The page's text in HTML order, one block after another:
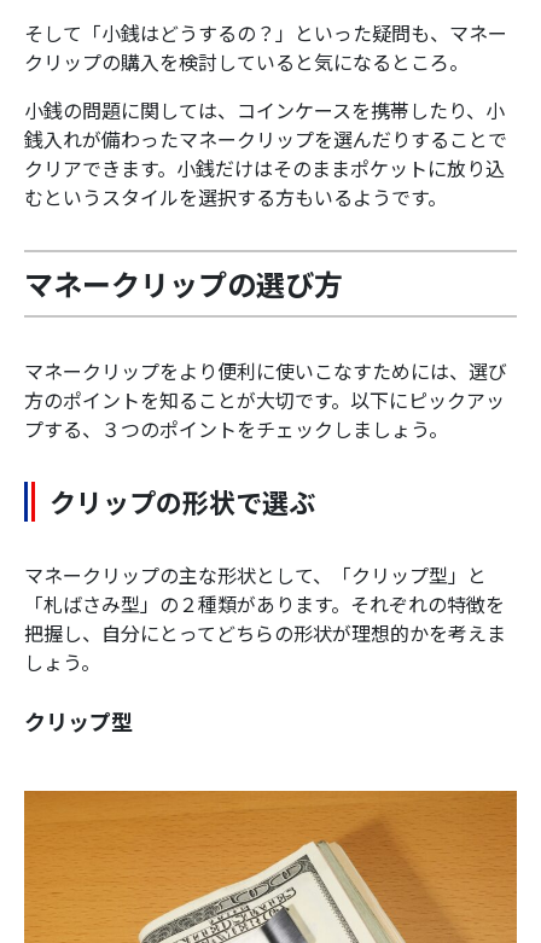
そして「小銭はどうするの？」といった疑問も、マネー
クリップの購入を検討していると気になるところ。
小銭の問題に関しては、コインケースを携帯したり、小
銭入れが備わったマネークリップを選んだりすることで
クリアできます。小銭だけはそのままポケットに放り込
むというスタイルを選択する方もいるようです。
マネークリップの選び方
マネークリップをより便利に使いこなすためには、選び
方のポイントを知ることが大切です。以下にピックアッ
プする、３つのポイントをチェックしましょう。
クリップの形状で選ぶ
マネークリップの主な形状として、「クリップ型」と
「札ばさみ型」の２種類があります。それぞれの特徴を
把握し、自分にとってどちらの形状が理想的かを考えま
しょう。
クリップ型